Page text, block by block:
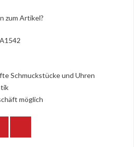
zum Artikel?
Schmuckstücke und Uhren
möglich